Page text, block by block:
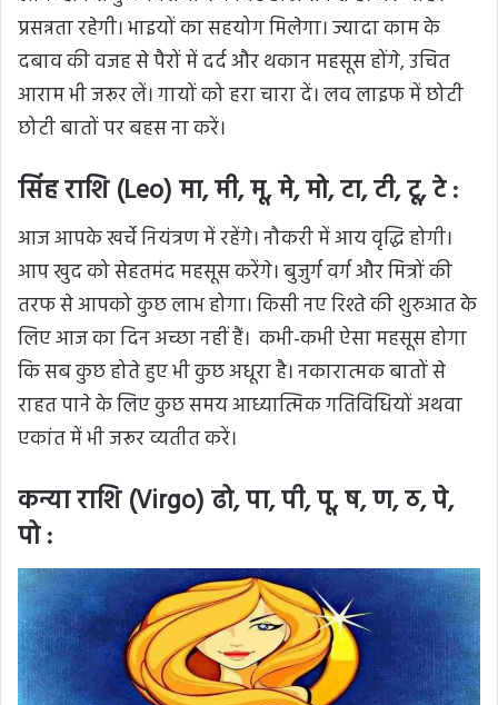
प्रसन्नता रहेगी। भाइयों का सहयोग मिलेगा। ज्यादा काम के
दबाव की वजह से पैरों में दर्द और थकान महसूस होंगे, उचित
आराम भी जरूर लें। गायों को हरा चारा दें। लव लाइफ में छोटी
छोटी बातों पर बहस ना करें।
सिंह राशि (Leo) मा, मी, मू, मे, मो, टा, टी, टू, टे :
आज आपके खर्चे नियंत्रण में रहेंगे। नौकरी में आय वृद्धि होगी।
आप खुद को सेहतमंद महसूस करेंगे। बुजुर्ग वर्ग और मित्रों की
तरफ से आपको कुछ लाभ होगा। किसी नए रिश्ते की शुरुआत के
लिए आज का दिन अच्छा नहीं हैं। कभी-कभी ऐसा महसूस होगा
कि सब कुछ होते हुए भी कुछ अधूरा है। नकारात्मक बातों से
राहत पाने के लिए कुछ समय आध्यात्मिक गतिविधियों अथवा
एकांत में भी जरूर व्यतीत करें।
कन्या राशि (Virgo) ढो, पा, पी, पू, ष, ण, ठ, पे,
पो :